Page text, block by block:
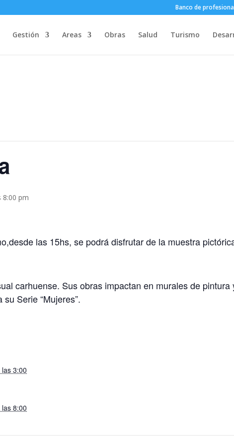
Banco de
Gestión Areas Obras Salud Turismo
8:00 pm
las 15hs, se podrá disfrutar de la muestra
carhuense. Sus obras impactan en murales de
Serie “Mujeres”.
3:00
8:00